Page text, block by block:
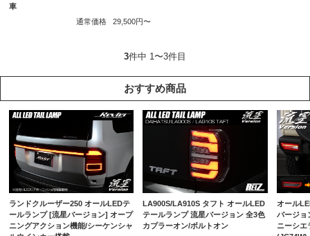
車
通常価格
29,500円〜
3件中 1〜3件目
おすすめ商品
ランドクルーザー250 オールLEDテ
ールランプ [流星バージョン] オープ
ニングアクション機能/シーケンシャ
LA900S/LA910S タフト オールLED
テールランプ 流星バージョン 全3色
カプラーオン/ボルトオン
オール
バージョ
ニーシエ